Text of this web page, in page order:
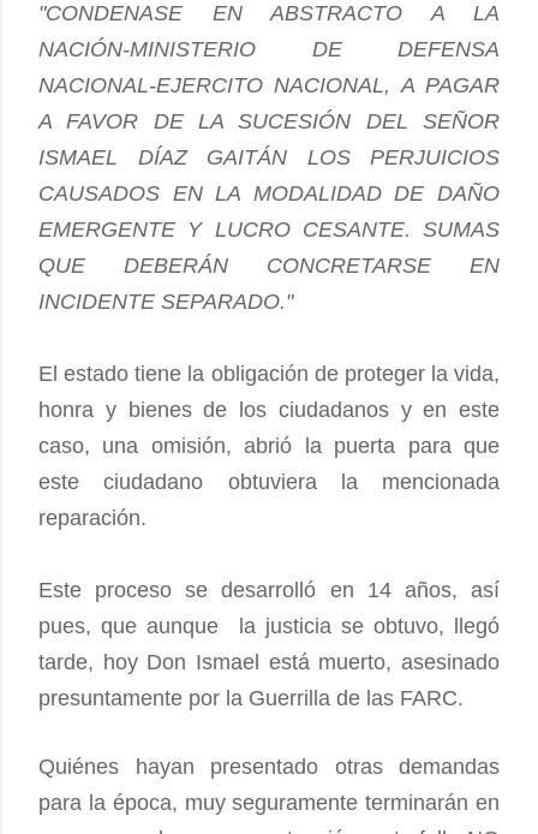
"CONDENASE EN ABSTRACTO A LA
NACIÓN-MINISTERIO DE DEFENSA
NACIONAL-EJERCITO NACIONAL, A PAGAR
A FAVOR DE LA SUCESIÓN DEL SEÑOR
ISMAEL DÍAZ GAITÁN LOS PERJUICIOS
CAUSADOS EN LA MODALIDAD DE DAÑO
EMERGENTE Y LUCRO CESANTE. SUMAS
QUE DEBERÁN CONCRETARSE EN
INCIDENTE SEPARADO."
El estado tiene la obligación de proteger la vida,
honra y bienes de los ciudadanos y en este
caso, una omisión, abrió la puerta para que
este ciudadano obtuviera la mencionada
reparación.
Este proceso se desarrolló en 14 años, así
pues, que aunque la justicia se obtuvo, llegó
tarde, hoy Don Ismael está muerto, asesinado
presuntamente por la Guerrilla de las FARC.
Quiénes hayan presentado otras demandas
para la época, muy seguramente terminarán en